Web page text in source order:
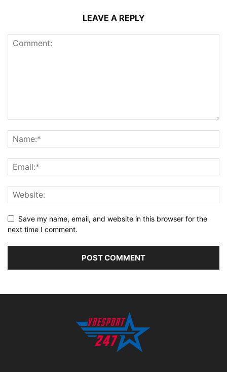
LEAVE A REPLY
Save my name, email, and website in this browser for the
next time I comment.